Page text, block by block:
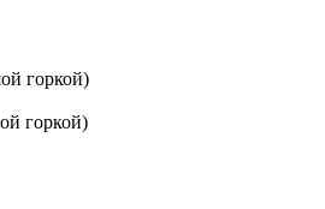
горкой)
горкой)